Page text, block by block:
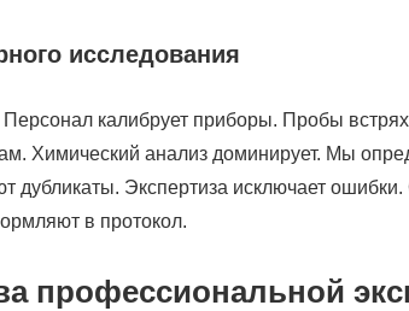
исследования
калибрует приборы. Пробы
Химический анализ доминирует. Мы
дубликаты. Экспертиза исключает
в протокол.
профессиональной